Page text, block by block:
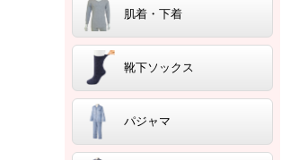
肌着・下着
靴下ソックス
パジャマ